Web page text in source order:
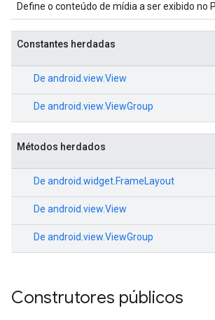
Define o conteúdo de mídia a ser exibido no
Constantes herdadas
De android.view.View
De android.view.ViewGroup
Métodos herdados
De android.widget.FrameLayout
De android.view.View
De android.view.ViewGroup
Construtores públicos